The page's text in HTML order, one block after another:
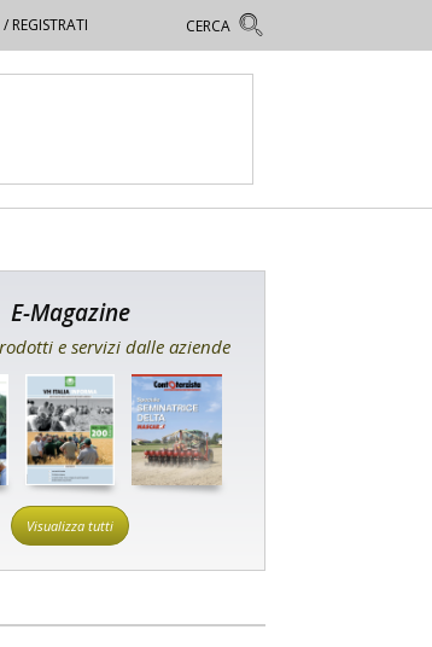
REGISTRATI
E-Magazine
e servizi dalle aziende
Visualizza tutti